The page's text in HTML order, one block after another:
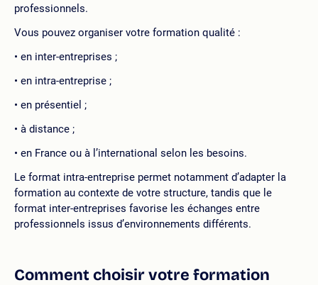
professionnels.
Vous pouvez organiser votre formation qualité :
en inter-entreprises ;
en intra-entreprise ;
en présentiel ;
à distance ;
en France ou à l’international selon les besoins.
Le format intra-entreprise permet notamment d’adapter la
formation au contexte de votre structure, tandis que le
format inter-entreprises favorise les échanges entre
professionnels issus d’environnements différents.
Comment choisir votre formation